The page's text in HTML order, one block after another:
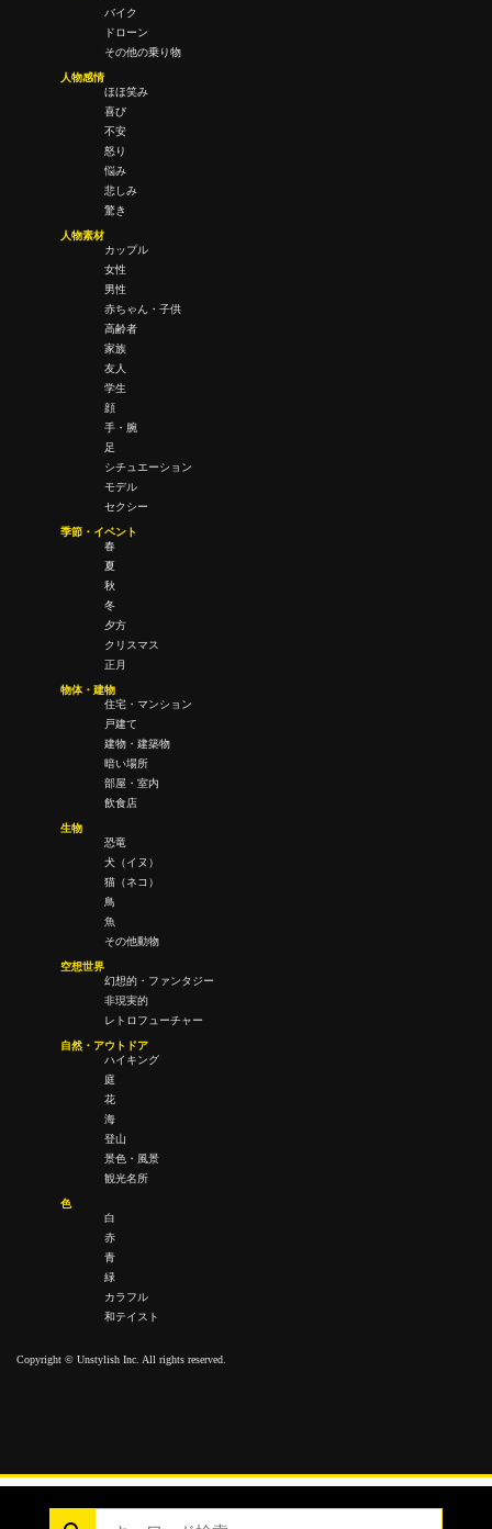
バイク
ドローン
その他の乗り物
人物感情
ほほ笑み
喜び
不安
怒り
悩み
悲しみ
驚き
人物素材
カップル
女性
男性
赤ちゃん・子供
高齢者
家族
友人
学生
顔
手・腕
足
シチュエーション
モデル
セクシー
季節・イベント
春
夏
秋
冬
夕方
クリスマス
正月
物体・建物
住宅・マンション
戸建て
建物・建築物
暗い場所
部屋・室内
飲食店
生物
恐竜
犬（イヌ）
猫（ネコ）
鳥
魚
その他動物
空想世界
幻想的・ファンタジー
非現実的
レトロフューチャー
自然・アウトドア
ハイキング
庭
花
海
登山
景色・風景
観光名所
色
白
赤
青
緑
カラフル
和テイスト
Copyright © Unstylish Inc. All rights reserved.